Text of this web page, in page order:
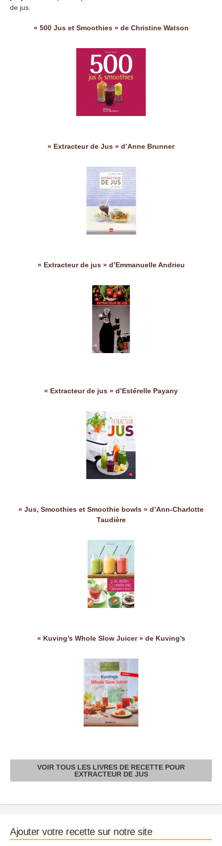
de jus.
« 500 Jus et Smoothies » de Christine Watson
« Extracteur de Jus » d’Anne Brunner
« Extracteur de jus » d’Emmanuelle Andrieu
« Extracteur de jus » d’Estérelle Payany
« Jus, Smoothies et Smoothie bowls » d’Ann-Charlotte
Taudière
« Kuving’s Whole Slow Juicer » de Kuving’s
VOIR TOUS LES LIVRES DE RECETTE POUR
EXTRACTEUR DE JUS
Ajouter votre recette sur notre site